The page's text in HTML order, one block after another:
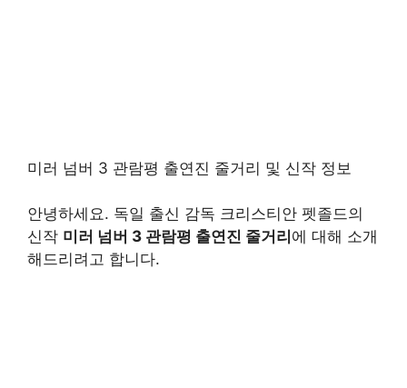
미러 넘버 3 관람평 출연진 줄거리 및 신작 정보
안녕하세요. 독일 출신 감독 크리스티안 펫졸드의
신작 미러 넘버 3 관람평 출연진 줄거리 에 대해 소개
해드리려고 합니다.